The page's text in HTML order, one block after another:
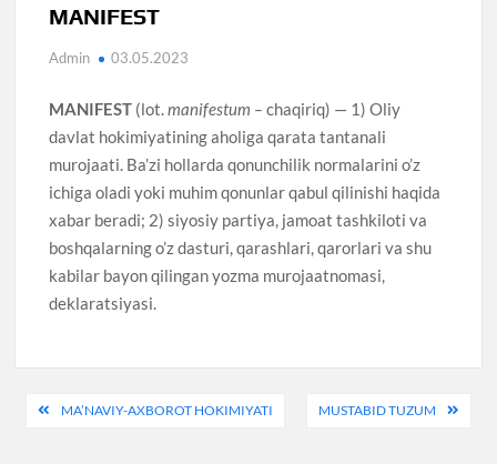
MANIFEST
Admin 03.05.2023
MANIFEST (lot.manifestum –chaqiriq) — 1) Oliy
davlat hokimiyatining aholiga qarata tantanali
murojaati. Ba’zi hollarda qonunchilik normalarini o’z
ichiga oladi yoki muhim qonunlar qabul qilinishi haqida
xabar beradi; 2) siyosiy partiya, jamoat tashkiloti va
boshqalarning o’z dasturi, qarashlari, qarorlari va shu
kabilar bayon qilingan yozma murojaatnomasi,
deklaratsiyasi.
PostMA’NAVIY-AXBOROT HOKIMIYATI MUSTABID TUZUM